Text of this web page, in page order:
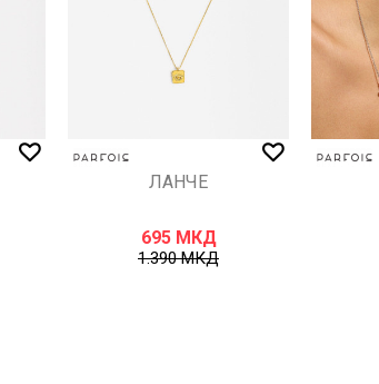
ЛАНЧЕ
695 МКД
1.390МКД